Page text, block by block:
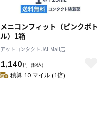
メニコンフィット（ピンクボト
ル）1箱
アットコンタクト JAL Mall店
1,140 円 （税込）
積算 10 マイル (1倍)